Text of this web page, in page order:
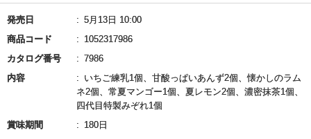
発売日
5月13日 10:00
商品コード
1052317986
カタログ番号
7986
内容
いちご練乳1個、甘酸っぱいあんず2個、懐かしのラム
ネ2個、常夏マンゴー1個、夏レモン2個、濃密抹茶1個、
四代目特製みぞれ1個
賞味期間
180日